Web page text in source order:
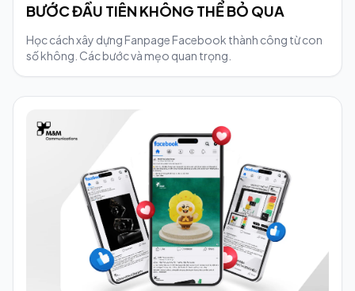
BƯỚC ĐẦU TIÊN KHÔNG THỂ BỎ QUA
Học cách xây dựng Fanpage Facebook thành công từ con
số không. Các bước và mẹo quan trọng.